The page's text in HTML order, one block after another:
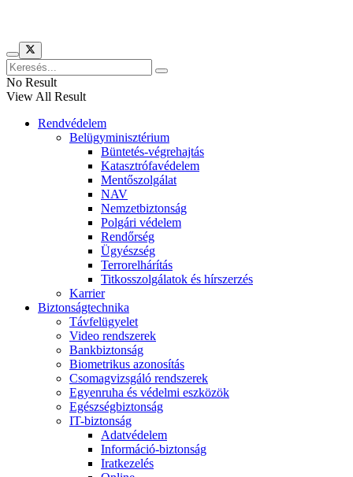
No Result
View All Result
Rendvédelem
Belügyminisztérium
Büntetés-végrehajtás
Katasztrófavédelem
Mentőszolgálat
NAV
Nemzetbiztonság
Polgári védelem
Rendőrség
Ügyészség
Terrorelhárítás
Titkosszolgálatok és hírszerzés
Karrier
Biztonságtechnika
Távfelügyelet
Video rendszerek
Bankbiztonság
Biometrikus azonosítás
Csomagvizsgáló rendszerek
Egyenruha és védelmi eszközök
Egészségbiztonság
IT-biztonság
Adatvédelem
Információ-biztonság
Iratkezelés